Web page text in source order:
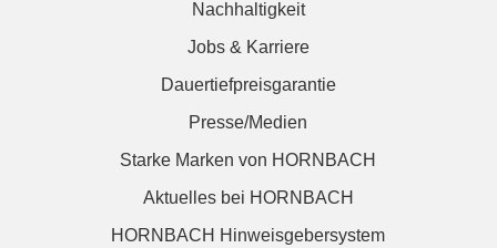
Nachhaltigkeit
Jobs & Karriere
Dauertiefpreisgarantie
Presse/Medien
Starke Marken von HORNBACH
Aktuelles bei HORNBACH
HORNBACH Hinweisgebersystem